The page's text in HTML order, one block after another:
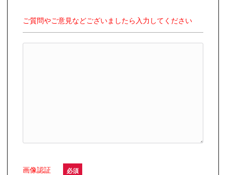
ご質問やご意見などございましたら入力してください
画像認証 必須